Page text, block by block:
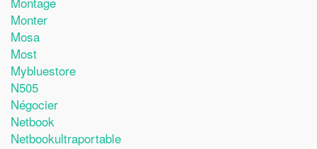
Monter
Mosa
Most
Mybluestore
N505
Négocier
Netbook
Netbookultraportable